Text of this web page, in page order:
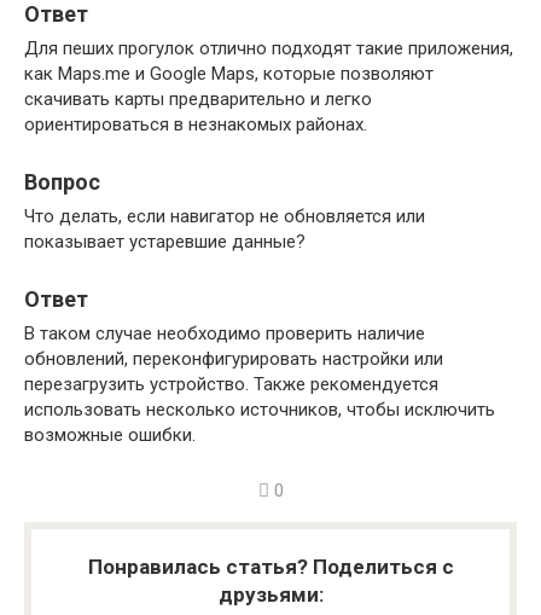
Ответ
Для пеших прогулок отлично подходят такие приложения,
как Maps.me и Google Maps, которые позволяют
скачивать карты предварительно и легко
ориентироваться в незнакомых районах.
Вопрос
Что делать, если навигатор не обновляется или
показывает устаревшие данные?
Ответ
В таком случае необходимо проверить наличие
обновлений, переконфигурировать настройки или
перезагрузить устройство. Также рекомендуется
использовать несколько источников, чтобы исключить
возможные ошибки.
0
Понравилась статья? Поделиться с
друзьями: